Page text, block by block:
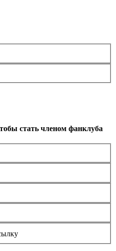
стать членом фанклуба